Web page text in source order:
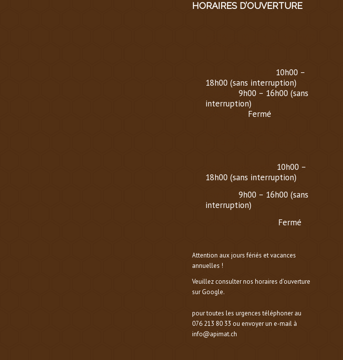
HORAIRES D’OUVERTURE
10h00 –
18h00 (sans interruption)
9h00 – 16h00 (sans
interruption)
Fermé
10h00 –
18h00 (sans interruption)
9h00 – 16h00 (sans
interruption)
Fermé
Attention aux jours fériés et vacances
annuelles !
Veuillez consulter nos horaires d’ouverture
sur Google.
pour toutes les urgences téléphoner au
076 213 80 33 ou envoyer un e-mail à
info@apimat.ch